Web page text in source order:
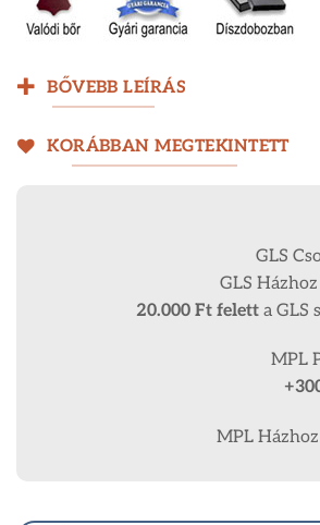
BŐVEBB LEÍRÁS
KORÁBBAN MEGTEKINTETT
GLS
GLS
20.000 Ft felett a GLS
MPL
MPL